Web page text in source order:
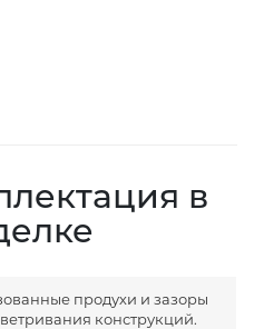
в
продухи и зазоры
конструкций.